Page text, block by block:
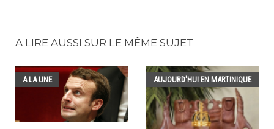
A LIRE AUSSI SUR LE MÊME SUJET
A LA UNE AUJOURD'HUI EN MARTINIQUE